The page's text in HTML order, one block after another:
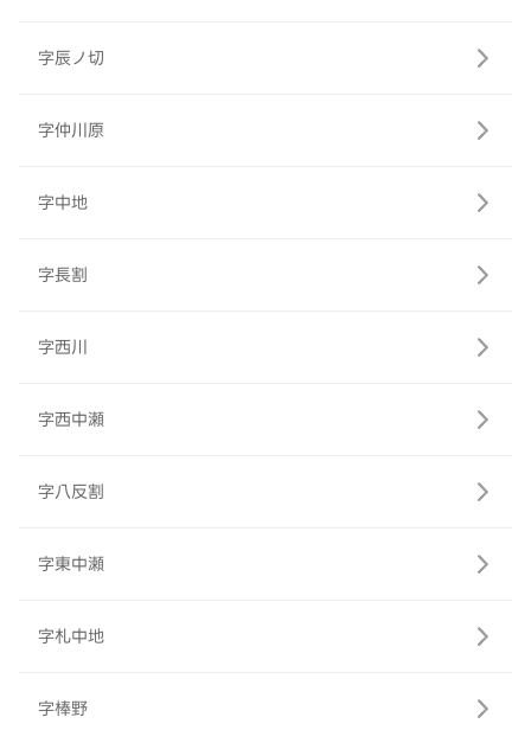
字辰ノ切
字仲川原
字中地
字長割
字西川
字西中瀬
字八反割
字東中瀬
字札中地
字棒野